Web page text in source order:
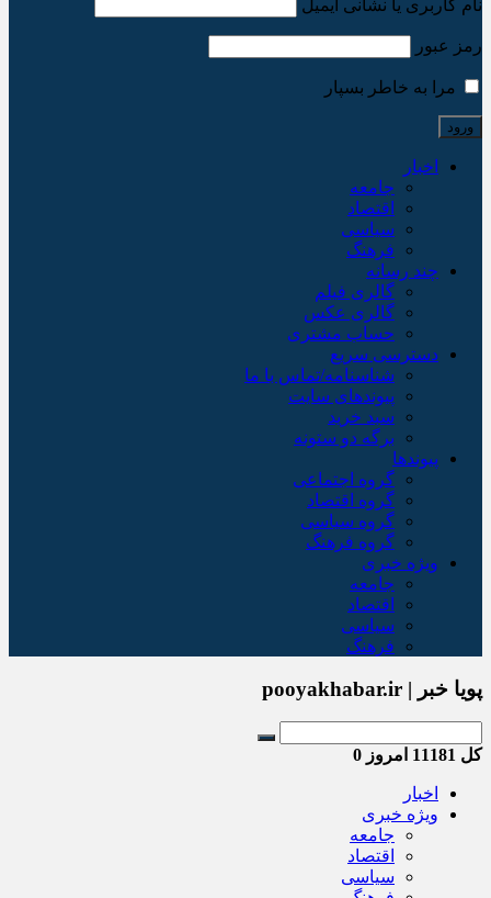
نام کاربری یا نشانی ایمیل
رمز عبور
مرا به خاطر بسپار
اخبار
جامعه
اقتصاد
سیاسی
فرهنگ
چند رسانه
گالری فیلم
گالری عکس
حساب مشتری
دسترسی سریع
شناسنامه/تماس با ما
پیوندهای سایت
سبد خريد
برگه دو ستونه
پیوندها
گروه اجتماعی
گروه اقتصاد
گروه سیاسی
گروه فرهنگ
ویژه خبری
جامعه
اقتصاد
سیاسی
فرهنگ
پویا خبر | pooyakhabar.ir
کل امروز 0
اخبار
ویژه خبری
جامعه
اقتصاد
سیاسی